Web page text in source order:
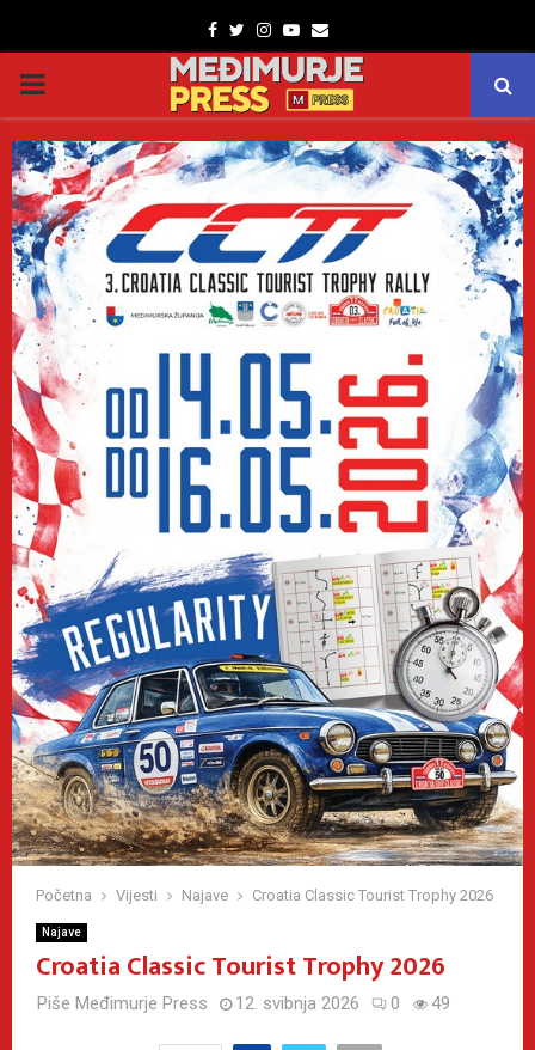
Facebook
TwitterInstagram
Youtube
Email
PRIMARY
MENU
Početna Vijesti Najave Croatia Classic Tourist Trophy 2026
Najave
Croatia Classic Tourist Trophy 2026
Piše Međimurje Press 12. svibnja 2026 0 49